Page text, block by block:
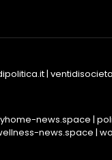
|
news.space |
news.space |